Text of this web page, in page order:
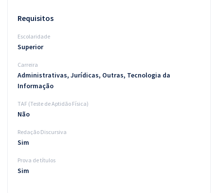
Requisitos
Escolaridade
Superior
Carreira
Administrativas, Jurídicas, Outras, Tecnologia da
Informação
TAF (Teste de Aptidão Física)
Não
Redação Discursiva
Sim
Prova de títulos
Sim